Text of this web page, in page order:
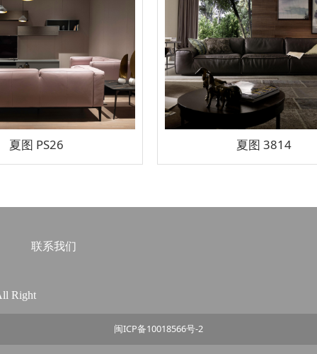
夏图 PS26 夏图 3814
联系我们
Right
闽ICP备10018566号-2